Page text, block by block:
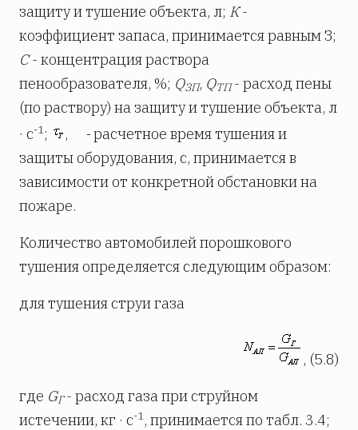
защиту и тушение объекта, л; К-
коэффициент запаса, принимается равным З;
С- концентрация раствора
пенообразователя, %; QЗП, QТП- расход пены
(по раствору) на защиту и тушение объекта, л
· с-1; , -расчетное время тушения и
защиты оборудования, с, принимается в
зависимости от конкретной обстановки на
пожаре.
Количество автомобилей порошкового
тушения определяется следующим образом:
для тушения струи газа
, (5.8)
где GГ- расход газа при струйном
истечении, кг · с-1, принимается по табл. 3.4;